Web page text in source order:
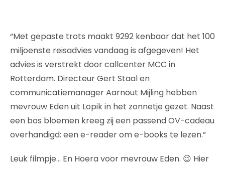
“Met gepaste trots maakt 9292 kenbaar dat het 100
miljoenste reisadvies vandaag is afgegeven! Het
advies is verstrekt door callcenter MCC in
Rotterdam. Directeur Gert Staal en
communicatiemanager Aarnout Mijling hebben
mevrouw Eden uit Lopik in het zonnetje gezet. Naast
een bos bloemen kreeg zij een passend OV-cadeau
overhandigd: een e-reader om e-books te lezen.”
Leuk filmpje… En Hoera voor mevrouw Eden. 😉 Hier